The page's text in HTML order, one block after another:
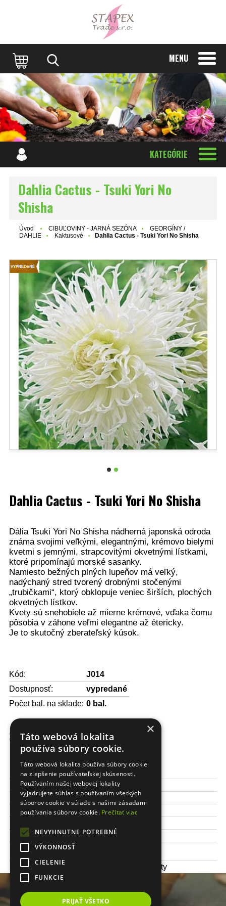
MENU
KATEGÓRIE
Dahlia Cactus - Tsuki Yori No
Shisha
Úvod CIBUĽOVINY - JARNÁ SEZÓNA
GEORGÍNY /
DAHLIE
Kaktusové Dahlia Cactus - Tsuki Yori No Shisha
Dahlia Cactus - Tsuki Yori No Shisha
Dália Tsuki Yori No Shisha nádherná japonská odroda
známa svojimi veľkými, elegantnými, krémovo bielymi
kvetmi s jemnými, strapcovitými okvetnými lístkami,
ktoré pripomínajú morské sasanky.
Namiesto bežných plných lupeňov má veľký,
nadýchaný stred tvorený drobnými stočenými
„trubičkami“, ktorý obklopuje veniec širších, plochých
okvetných lístkov.
Kvety sú snehobiele až mierne krémové, vďaka čomu
pôsobia v záhone veľmi elegantne až étericky.
Je to skutočný zberateľský kúsok.
Kód:
J014
Dostupnosť:
vypredané
Počet bal. na sklade: 0 bal.
3,14 €
Výška kvetu:
100 cm
Obdobie kvitnutia:
júl - október
Čas sadenia: apríl/máj
Stanovište: slnečné
Balenie:
1 ks / bal.
Veľkosť
Využitie:
záhony, rezané kvety
×
Táto webová lokalita
používa súbory cookie.
Táto webová lokalita používa súbory cookie
na zlepšenie používateľskej skúsenosti.
Používaním našej webovej lokality
vyjadrujete súhlas s používaním všetkých
súborov cookie v súlade s našimi zásadami
používania súborov cookie. Prečítať viac
NEVYHNUTNE POTREBNÉ
VÝKONNOSŤ
CIELENIE
FUNKCIE
PRIJAŤ VŠETKO